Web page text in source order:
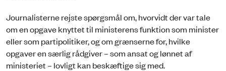
Journalisterne rejste spørgsmål om, hvorvidt der var tale
om en opgave knyttet til ministerens funktion som minister
eller som partipolitiker, og om grænserne for, hvilke
opgaver en særlig rådgiver – som ansat og lønnet af
ministeriet – lovligt kan beskæftige sig med.